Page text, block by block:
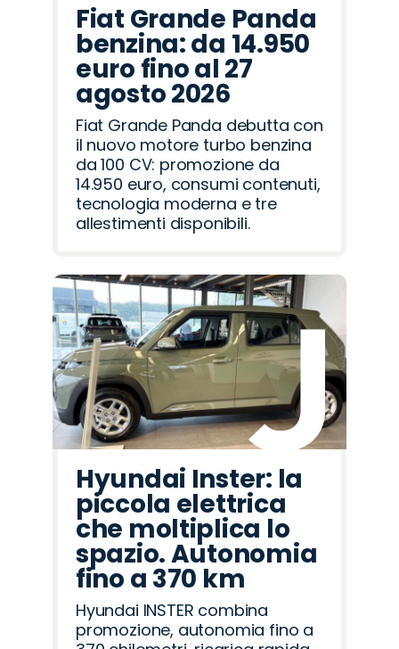
Fiat Grande Panda
benzina: da 14.950
euro fino al 27
agosto 2026
Fiat Grande Panda debutta con
il nuovo motore turbo benzina
da 100 CV: promozione da
14.950 euro, consumi contenuti,
tecnologia moderna e tre
allestimenti disponibili.
Hyundai Inster: la
piccola elettrica
che moltiplica lo
spazio. Autonomia
fino a 370 km
Hyundai INSTER combina
promozione, autonomia fino a